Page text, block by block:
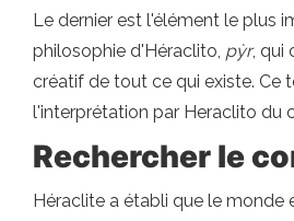
Le dernier est l'élément le plus
philosophie d'Héraclito, pỳr, qui
créatif de tout ce qui existe. Ce
l'interprétation par Heraclito du
Rechercher le
Héraclite a établi que le monde